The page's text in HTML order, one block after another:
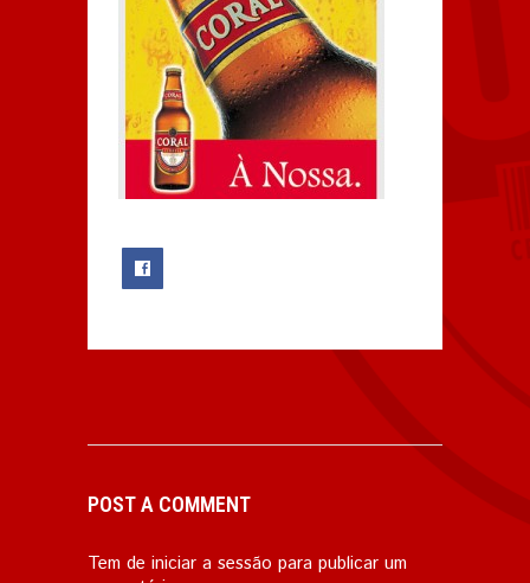
POST A COMMENT
Tem de iniciar a sessão para publicar um